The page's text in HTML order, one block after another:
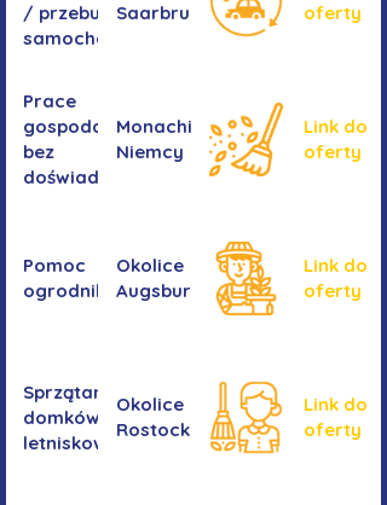
/ przebudowa
samochodów
Saarbrucken
oferty
Prace
gospodarcze -
bez
doświadczenia
Monachium,
Niemcy
Link do
oferty
Pomoc
ogrodnika
Okolice
Augsburga
Link do
oferty
Sprzątanie
domków
letniskowych
Okolice
Rostocku
Link do
oferty